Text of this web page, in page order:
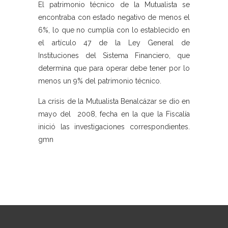
El patrimonio técnico de la Mutualista se
encontraba con estado negativo de menos el
6%, lo que no cumplía con lo establecido en
el artículo 47 de la Ley General de
Instituciones del Sistema Financiero, que
determina que para operar debe tener por lo
menos un 9% del patrimonio técnico.
La crisis de la Mutualista Benalcázar se dio en
mayo del 2008, fecha en la que la Fiscalía
inició las investigaciones correspondientes.
gmn